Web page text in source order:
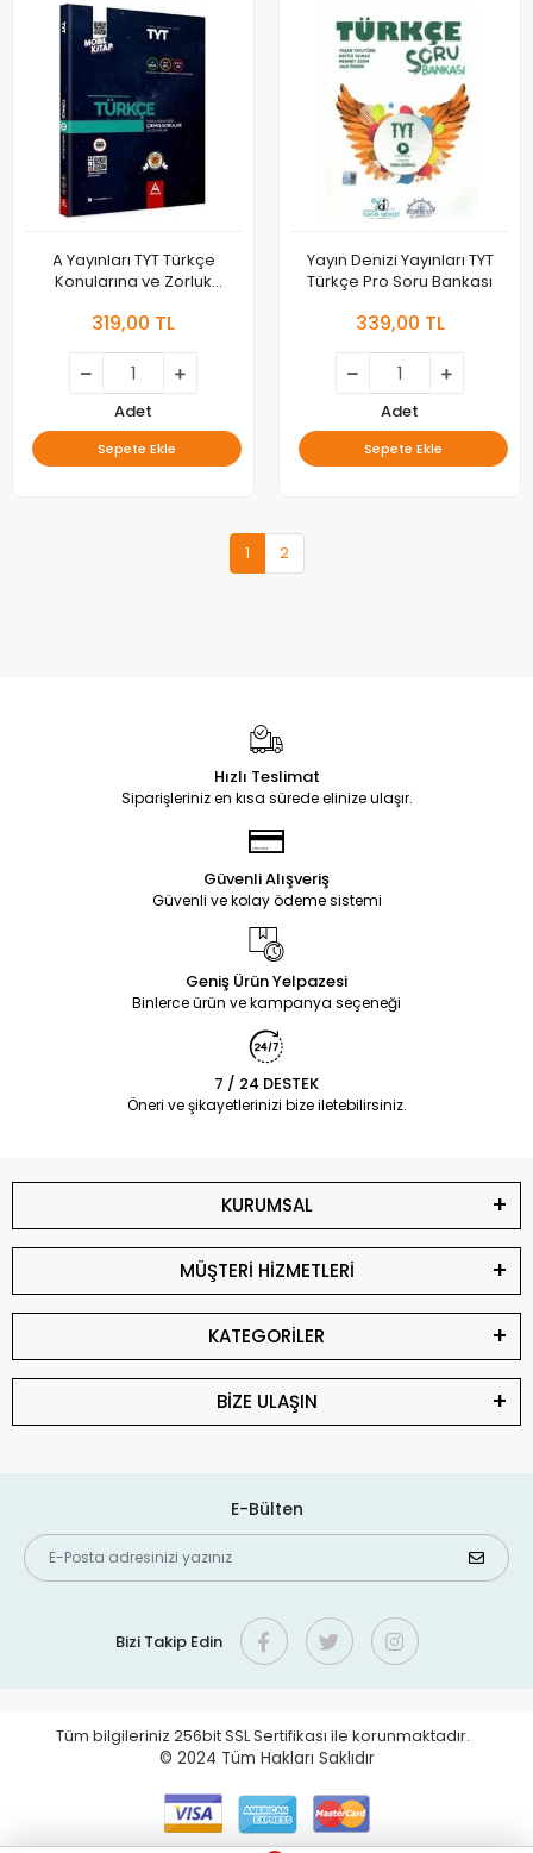
A Yayınları TYT Türkçe
Konularına ve Zorluk
Soru ve Çözümleri
319,00 TL
Adet
Sepete Ekle
Yayın Denizi Yayınları TYT
Türkçe Pro Soru Bankası
339,00 TL
Adet
Sepete Ekle
1 2
Hızlı Teslimat
Siparişleriniz en kısa sürede elinize ulaşır.
Güvenli Alışveriş
Güvenli ve kolay ödeme sistemi
Geniş Ürün Yelpazesi
Binlerce ürün ve kampanya seçeneği
7 / 24 DESTEK
Öneri ve şikayetlerinizi bize iletebilirsiniz.
KURUMSAL
MÜŞTERİ HİZMETLERİ
KATEGORİLER
BİZE ULAŞIN
E-Bülten
Bizi Takip Edin
Tüm bilgileriniz 256bit SSL Sertifikası ile korunmaktadır.
© 2024 Tüm Hakları Saklıdır